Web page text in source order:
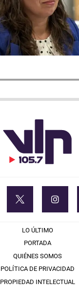
LO ÚLTIMO
PORTADA
QUIÉNES SOMOS
POLÍTICA DE PRIVACIDAD
PROPIEDAD INTELECTUAL